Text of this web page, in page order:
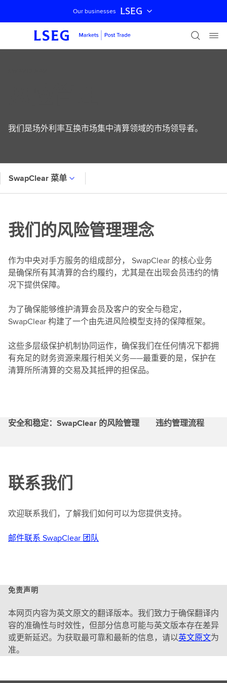
跳过导航
Our businesses LSEG
我们是场外利率互换市场集中清算领域的市场领导者。
SwapClear 菜单
我们的风险管理理念
作为中央对手方服务的组成部分， SwapClear 的核心业务
是确保所有其清算的合约履约，尤其是在出现会员违约的情
况下提供保障。
为了确保能够维护清算会员及客户的安全与稳定，
SwapClear 构建了一个由先进风险模型支持的保障框架。
这些多层级保护机制协同运作，确保我们在任何情况下都拥
有充足的财务资源来履行相关义务——最重要的是，保护在
清算所所清算的交易及其抵押的担保品。
安全和稳定：SwapClear 的风险管理 违约管理流程
联系我们
欢迎联系我们，了解我们如何可以为您提供支持。
邮件联系 SwapClear 团队
免责声明
本网页内容为英文原文的翻译版本。我们致力于确保翻译内
容的准确性与时效性，但部分信息可能与英文版本存在差异
或更新延迟。为获取最可靠和最新的信息，请以英文原文为
准。